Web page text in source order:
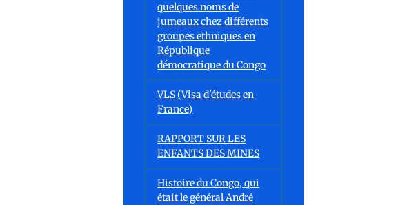
quelques noms de
jumeaux chez différents
groupes ethniques en
République
démocratique du Congo
VLS (Visa d'études en
France)
RAPPORT SUR LES
ENFANTS DES MINES
Histoire du Congo, qui
était le général André